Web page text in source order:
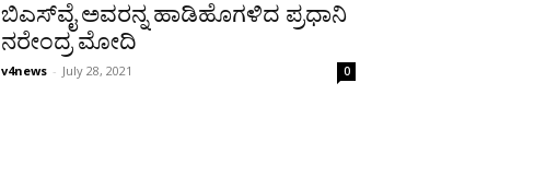
ಬಿಎಸ್‌ವೈ ಅವರನ್ನ ಹಾಡಿಹೊಗಳಿದ ಪ್ರಧಾನಿ
ನರೇಂದ್ರ ಮೋದಿ
v4news - July 28, 2021 0